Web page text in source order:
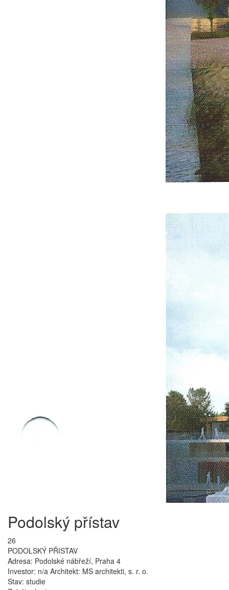
Podolský přístav
26
PODOLSKÝ PŘISTAV
Adresa: Podolské nábřeží, Praha 4
Investor: n/a Architekt: MS architekti, s. r. o.
Stav: studie